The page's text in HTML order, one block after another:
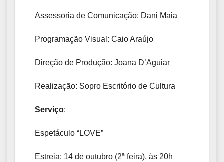
Assessoria de Comunicação: Dani Maia
Programação Visual: Caio Araújo
Direção de Produção: Joana D’Aguiar
Realização: Sopro Escritório de Cultura
Serviço:
Espetáculo “LOVE”
Estreia: 14 de outubro (2ª feira), às 20h